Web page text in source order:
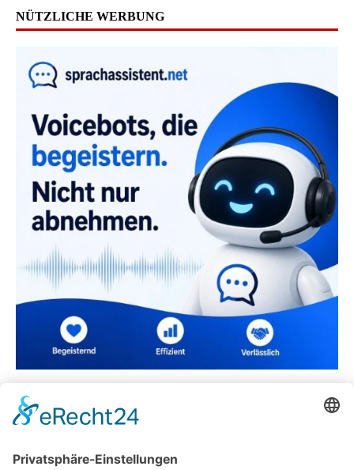
NÜTZLICHE WERBUNG
Was ist eine Gaststättenkonzession und wie
bekommt man diese?